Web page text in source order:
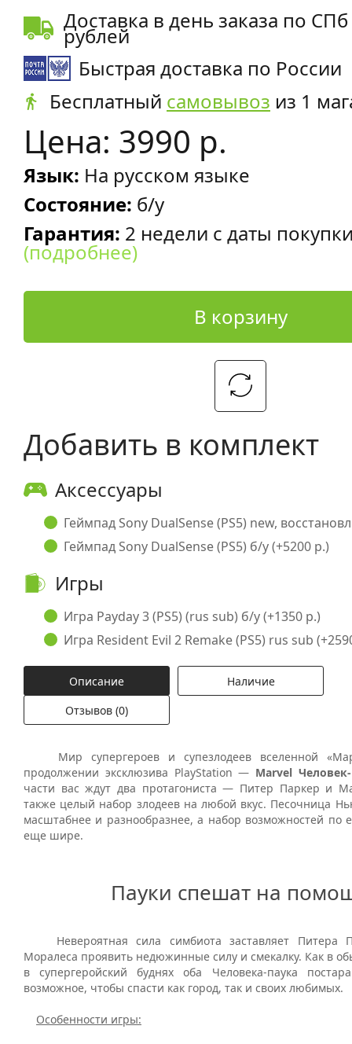
Доставка в день заказа по
рублей
Быстрая доставка по России
Бесплатный самовывоз из 1
Цена: 3990 р.
Язык: На русском языке
Состояние: б/у
Гарантия: 2 недели с даты
(подробнее)
В корзину
Добавить в комплект
Аксессуары
Геймпад Sony DualSense (PS5) new,
Геймпад Sony DualSense (PS5) б/у (+5200 р.)
Игры
Игра Payday 3 (PS5) (rus sub) б/у (+1350 р.)
Игра Resident Evil 2 Remake (PS5) rus sub
Описание
Наличие
Отзывов (0)
Мир супергероев и супезлодеев вселенной
продолжении эксклюзива PlayStation — Marvel
части вас ждут два протагониста — Питер Паркер и
также целый набор злодеев на любой вкус. Песочница
масштабнее и разнообразнее, а набор возможностей по
еще шире.
Пауки спешат на
Невероятная сила симбиота заставляет Питера
Моралеса проявить недюжинные силу и смекалку. Как в
в супергеройский буднях оба Человека-паука
возможное, чтобы спасти как город, так и своих любимых.
Особенности игры: